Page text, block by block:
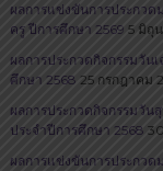
ผลการแข่งขันการประกวด
ครู ปีการศึกษา 2569 5 มิถุ
ผลการประกวดกิจกรรมวัน
ศึกษา 2568 25 กรกฎาคม
ผลการประกวดกิจกรรมวั
ประจำปีการศึกษา 2568
ผลการแข่งขันการประกวด